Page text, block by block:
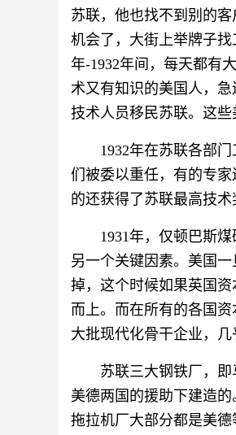
苏联，他也找不到别的
机会了，大街上举牌子
年-1932年间，每天都有
术又有知识的美国人，
技术人员移民苏联。这些
1932年在苏联各部
们被委以重任，有的专
的还获得了苏联最高技术
1931年，仅顿巴斯
另一个关键因素。美国
掉，这个时候如果英国
而上。而在所有的各国
大批现代化骨干企业，几
苏联三大钢铁厂，
美德两国的援助下建造
拖拉机厂大部分都是美